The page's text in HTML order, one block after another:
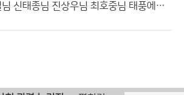
진종필님 신태종님 진상우님 최호중님 태풍에 질문있습니다 ........